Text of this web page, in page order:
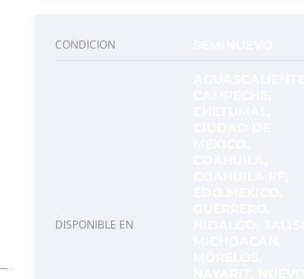
CONDICION
DISPONIBLE EN